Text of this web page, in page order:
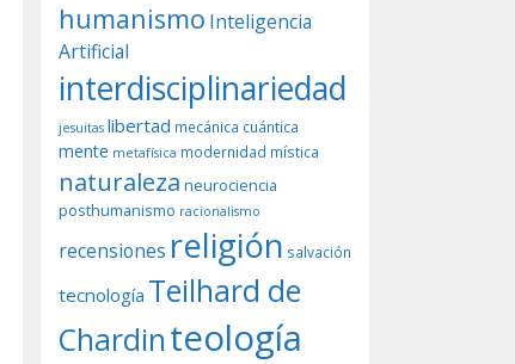
humanismo Inteligencia
Artificial
interdisciplinariedad
jesuitas libertad mecánica cuántica
mente metafísica modernidad mística
naturaleza neurociencia
posthumanismo racionalismo
recensiones religión salvación
tecnología Teilhard de
Chardinteología